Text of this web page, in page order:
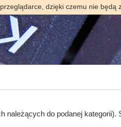
dzięki czemu nie będą
należących do podanej kategorii).